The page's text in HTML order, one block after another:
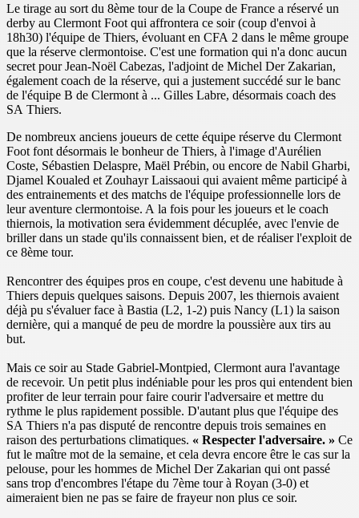
Le tirage au sort du 8ème tour de la Coupe de France a réservé un
derby au Clermont Foot qui affrontera ce soir (coup d'envoi à
18h30) l'équipe de Thiers, évoluant en CFA 2 dans le même groupe
que la réserve clermontoise. C'est une formation qui n'a donc aucun
secret pour Jean-Noël Cabezas, l'adjoint de Michel Der Zakarian,
également coach de la réserve, qui a justement succédé sur le banc
de l'équipe B de Clermont à ... Gilles Labre, désormais coach des
SA Thiers.
De nombreux anciens joueurs de cette équipe réserve du Clermont
Foot font désormais le bonheur de Thiers, à l'image d'Aurélien
Coste, Sébastien Delaspre, Maël Prébin, ou encore de Nabil Gharbi,
Djamel Koualed et Zouhayr Laissaoui qui avaient même participé à
des entrainements et des matchs de l'équipe professionnelle lors de
leur aventure clermontoise. A la fois pour les joueurs et le coach
thiernois, la motivation sera évidemment décuplée, avec l'envie de
briller dans un stade qu'ils connaissent bien, et de réaliser l'exploit de
ce 8ème tour.
Rencontrer des équipes pros en coupe, c'est devenu une habitude à
Thiers depuis quelques saisons. Depuis 2007, les thiernois avaient
déjà pu s'évaluer face à Bastia (L2, 1-2) puis Nancy (L1) la saison
dernière, qui a manqué de peu de mordre la poussière aux tirs au
but.
Mais ce soir au Stade Gabriel-Montpied, Clermont aura l'avantage
de recevoir. Un petit plus indéniable pour les pros qui entendent bien
profiter de leur terrain pour faire courir l'adversaire et mettre du
rythme le plus rapidement possible. D'autant plus que l'équipe des
SA Thiers n'a pas disputé de rencontre depuis trois semaines en
raison des perturbations climatiques. « Respecter l'adversaire. » Ce
fut le maître mot de la semaine, et cela devra encore être le cas sur la
pelouse, pour les hommes de Michel Der Zakarian qui ont passé
sans trop d'encombres l'étape du 7ème tour à Royan (3-0) et
aimeraient bien ne pas se faire de frayeur non plus ce soir.